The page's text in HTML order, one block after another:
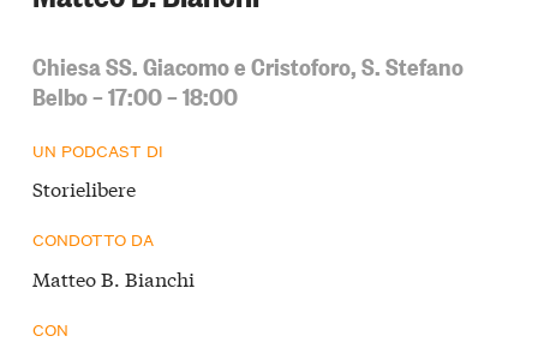
Chiesa SS. Giacomo e Cristoforo, S. Stefano
Belbo – 17:00 – 18:00
UN PODCAST DI
Storielibere
CONDOTTO DA
Matteo B. Bianchi
CON